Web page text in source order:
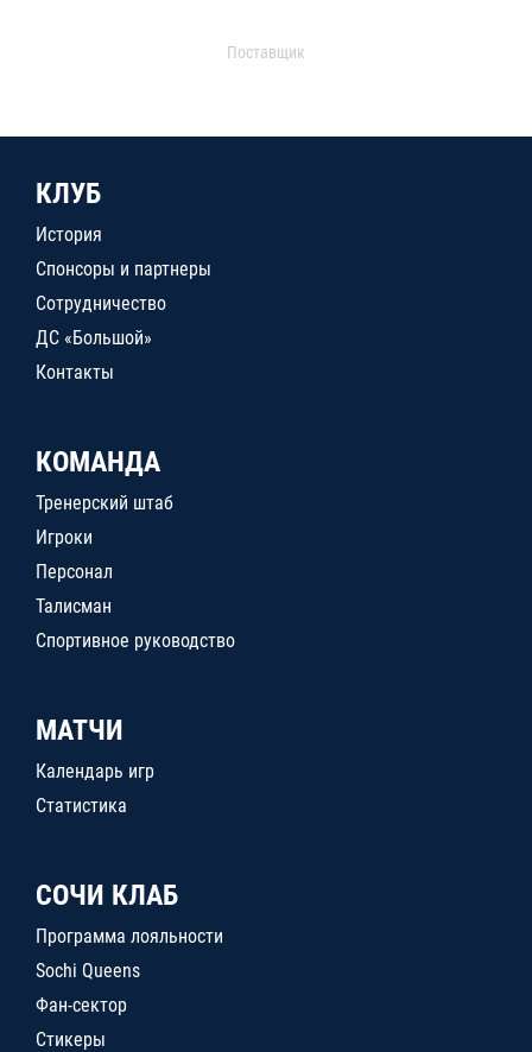
Поставщик
КЛУБ
История
Спонсоры и партнеры
Сотрудничество
ДС «Большой»
Контакты
КОМАНДА
Тренерский штаб
Игроки
Персонал
Талисман
Спортивное руководство
МАТЧИ
Календарь игр
Статистика
СОЧИ КЛАБ
Программа лояльности
Sochi Queens
Фан-сектор
Стикеры